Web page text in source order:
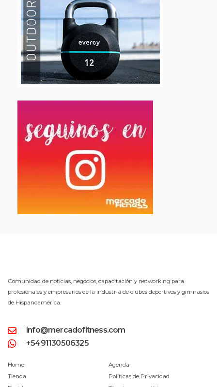
Comunidad de noticias, negocios, capacitación y networking para
profesionales y empresarios de la industria de clubes deportivos y gimnasios
de Hispanoamérica.
info@mercadofitness.com
+5491130506325
Home
Tienda
Agenda
Políticas de Privacidad